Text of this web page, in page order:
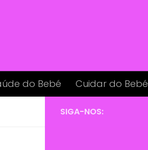
do Bebé Cuidar do Bebé
SIGA-NOS: